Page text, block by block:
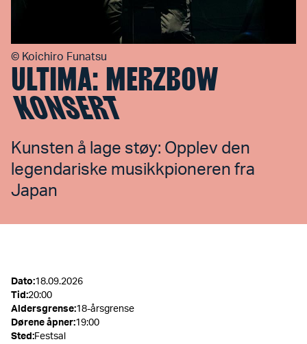
ULTIMA: MERZBOW
KONSERT
Kunsten å lage støy: Opplev den
legendariske musikkpioneren fra
Japan
© Koichiro Funatsu
Dato:18.09.2026
Tid :20:00
Aldersgrense:18-årsgrense
Dørene åpner:19:00
Sted :Festsal